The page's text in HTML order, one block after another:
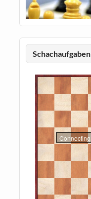
Schachaufgaben